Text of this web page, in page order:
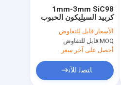
1mm-3mm SiC98
كربيد السيليكون الحبوب
مقاومة للتآكل كربيد
السيليكون الغبار
الأسعار:قابل للتفاوض
MOQ: قابل للتفاوض
أحصل على آخر سعر
ﺎﺘﺼﻟ ﺍﻶﻧ